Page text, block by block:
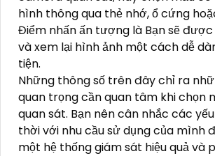
hình thông qua thẻ nhớ, ổ cứng
Điểm nhấn ấn tượng là Bạn sẽ
và xem lại hình ảnh một cách dễ
tiện.
Những thông số trên đây chỉ ra
quan trọng cần quan tâm khi chọn
quan sát. Bạn nên cân nhắc các
thời với nhu cầu sử dụng của mình
một hệ thống giám sát hiệu quả và